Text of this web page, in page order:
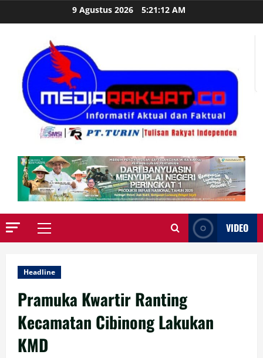
to
9 Agustus 2026 5:21:13 AM
Primary
VIDEO
Headline
Pramuka Kwartir Ranting
Kecamatan Cibinong Lakukan
KMD